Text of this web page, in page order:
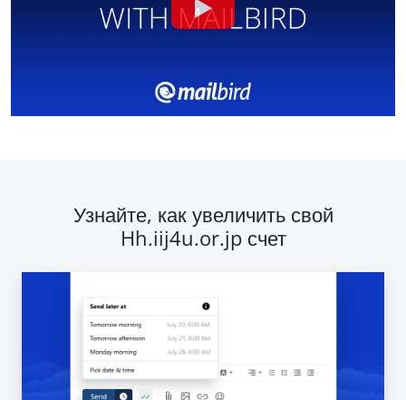
Узнайте, как увеличить свой
Hh.iij4u.or.jp счет